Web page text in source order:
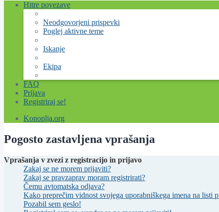
Hitre povezave
Neodgovorjeni prispevki
Poglej aktivne teme
Iskanje
Ekipa
FAQ
Prijava
Registriraj se!
Konoplja.org
Pogosto zastavljena vprašanja
Vprašanja v zvezi z registracijo in prijavo
Zakaj se ne morem prijaviti?
Zakaj se pravzaprav moram registrirati?
Čemu avtomatska odjava?
Kako preprečim vidnost svojega uporabniškega imena na listi
Pozabil sem geslo!